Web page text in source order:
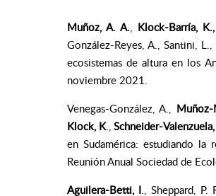
Muñoz, A. A. Klock-Barría,
González-Reyes, A., Santini,
ecosistemas de altura en los
noviembre 2021.
Venegas-González, A., Muñoz-
Klock, K.,Schneider-
en Sudamérica: estudiando
Reunión Anual Sociedad de
Aguilera-Betti, I ., Sheppard, P.